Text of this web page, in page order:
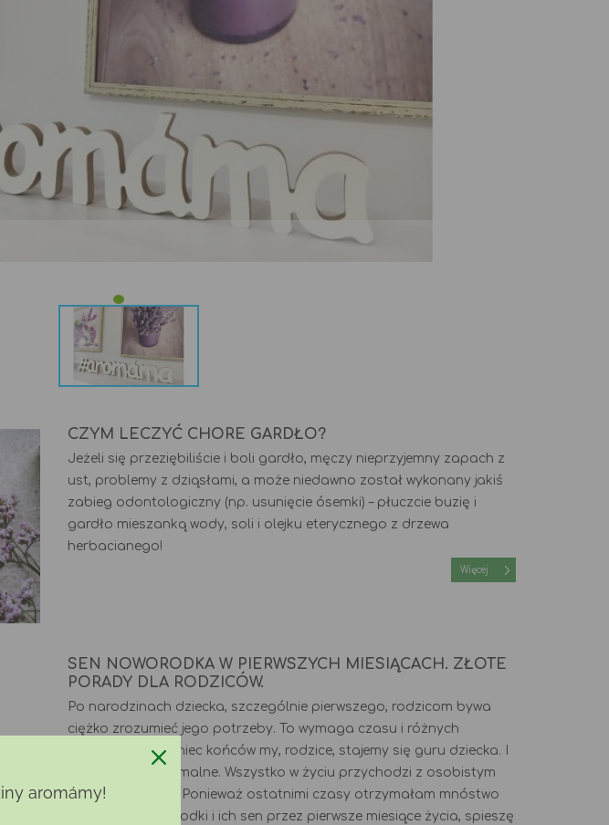
i jak z nim walczyć
Więcej
Jak wybrać dyfuzor do
olejków eterycznych?
CZYM LECZYĆ CHORE GARDŁO?
Jeżeli się przeziębiliście i boli gardło, męczy nieprzyjemny zapach z
ust, problemy z dziąsłami, a może niedawno został wykonany jakiś
zabieg odontologiczny (np. usunięcie ósemki) – płuczcie buzię i
gardło mieszanką wody, soli i olejku eterycznego z drzewa
herbacianego!
Więcej
SEN NOWORODKA W PIERWSZYCH MIESIĄCACH. ZŁOTE
PORADY DLA RODZICÓW.
Po narodzinach dziecka, szczególnie pierwszego, rodzicom bywa
ciężko zrozumieć jego potrzeby. To wymaga czasu i różnych
doświadczeń. Koniec końców my, rodzice, stajemy się guru dziecka. I
to całkowicie normalne. Wszystko w życiu przychodzi z osobistym
doświadczeniem. Ponieważ ostatnimi czasy otrzymałam mnóstwo
zapytań o noworodki i ich sen przez pierwsze miesiące życia, spieszę
aromámy!